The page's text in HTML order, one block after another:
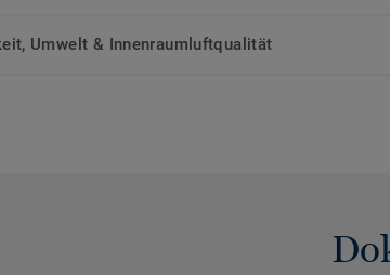
Umwelt & Innenraumluftqualität